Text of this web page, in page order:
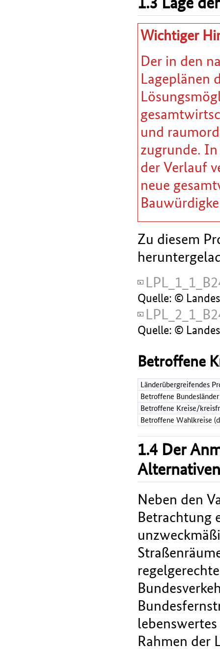
Wichtiger
Der in den
Lageplänen
und
zugrunde.
der Verlauf
neue
Zu diesem
Quelle: ©
Quelle: ©
Betroffene
Länderübergreifendes
Betroffene Bundesländer
Betroffene Kreise/
Betroffene Wahlkreise
1.4 Der
Neben den
Betrachtung
Rahmen der